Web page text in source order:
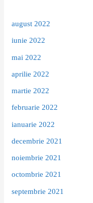
august 2022
iunie 2022
mai 2022
aprilie 2022
martie 2022
februarie 2022
ianuarie 2022
decembrie 2021
noiembrie 2021
octombrie 2021
septembrie 2021